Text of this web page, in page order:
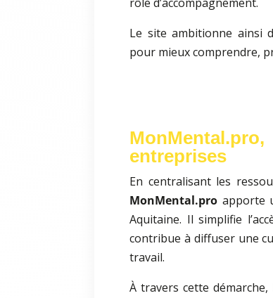
rôle d’accompagnement.
Le site ambitionne ainsi
pour mieux comprendre,
entreprises
En centralisant les
MonMental.pro apporte
Aquitaine. Il simplifie
contribue à diffuser une
travail.
À travers cette démarche,